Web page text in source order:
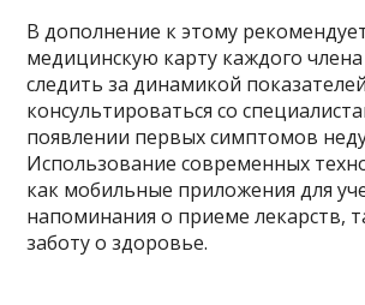
В дополнение к этому
медицинскую карту каждого
следить за динамикой
консультироваться со
появлении первых симптомов
Использование современных
как мобильные приложения для
напоминания о приеме лекарств,
заботу о здоровье.